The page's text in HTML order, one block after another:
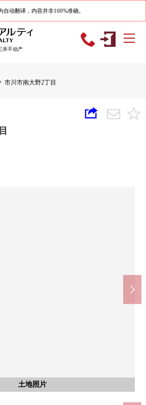
自动翻译，内容并非100%准确。
井不动产
市川市南大野2丁目
目
土地照片
含有前面道路的外观
土地照片
土地照片
土地照片
土地照片
土地照片
含有前面道路的外观
川南大野2丁目商店(约250m)
步行4分钟。
市川大野商店(约260m)
步行4分钟。
市川大野商店(约460m)
步行6分钟。
暴风雨河大野中央医院(约860m)
步行11分钟。
市立大野小学(约440m)
步行6分钟。
立下贝冢中学(约1120m)
步行14分钟。